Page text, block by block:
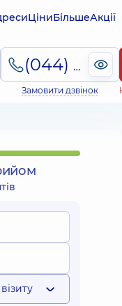
ЦіниБільшеАкції
(044) 495-2-888
Замовити дзвінок